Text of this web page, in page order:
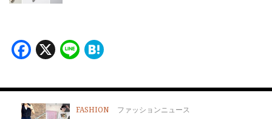
Facebook
X Line
FASHION ファッションニュース